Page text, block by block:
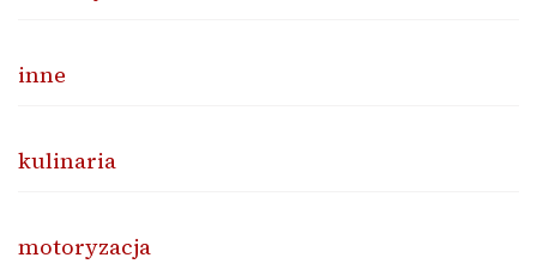
inne
kulinaria
motoryzacja